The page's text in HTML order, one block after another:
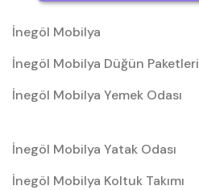
İnegöl Mobilya
İnegöl Mobilya Düğün Paketleri
İnegöl Mobilya Yemek Odası
İnegöl Mobilya Yatak Odası
İnegöl Mobilya Koltuk Takımı